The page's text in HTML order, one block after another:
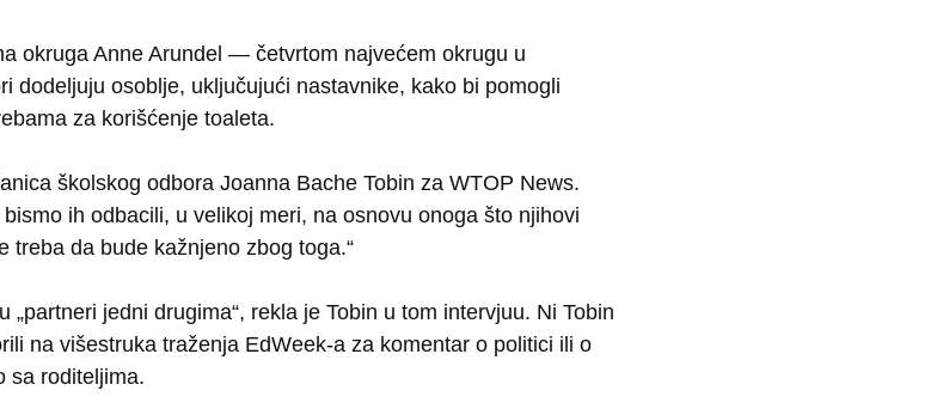
okruga Anne Arundel — četvrtom najvećem okrugu u
dodeljuju osoblje, uključujući nastavnike, kako bi pomogli
za korišćenje toaleta.
školskog odbora Joanna Bache Tobin za WTOP News.
ih odbacili, u velikoj meri, na osnovu onoga što njihovi
treba da bude kažnjeno zbog toga.“
jedni drugima“, rekla je Tobin u tom intervjuu. Ni Tobin
na višestruka traženja EdWeek-a za komentar o politici ili o
sa roditeljima.